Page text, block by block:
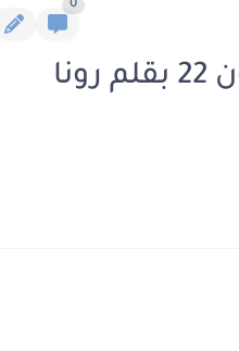
0
رواية وقعت ببراثن صقر الفصل الثاني والعشرون 22 بقلم رونا